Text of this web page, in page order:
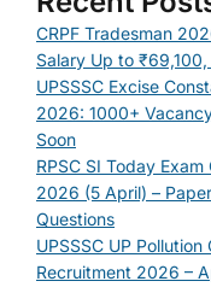
CRPF Tradesman
Salary Up to
UPSSSC Excise
2026: 1000+
Soon
RPSC SI Today
2026 (5 April) –
Questions
UPSSSC UP Pollution
Recruitment 2026 –